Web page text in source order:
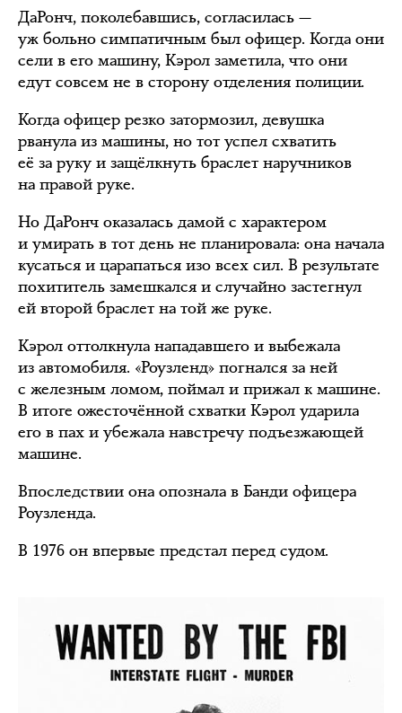
ДаРонч, поколебавшись, согласилась —
уж больно симпатичным был офицер. Когда они
сели в его машину, Кэрол заметила, что они
едут совсем не в сторону отделения полиции.
Когда офицер резко затормозил, девушка
рванула из машины, но тот успел схватить
её за руку и защёлкнуть браслет наручников
на правой руке.
Но ДаРонч оказалась дамой с характером
и умирать в тот день не планировала: она начала
кусаться и царапаться изо всех сил. В результате
похититель замешкался и случайно застегнул
ей второй браслет на той же руке.
Кэрол оттолкнула нападавшего и выбежала
из автомобиля. «Роузленд» погнался за ней
с железным ломом, поймал и прижал к машине.
В итоге ожесточённой схватки Кэрол ударила
его в пах и убежала навстречу подъезжающей
машине.
Впоследствии она опознала в Банди офицера
Роузленда.
В 1976 он впервые предстал перед судом.